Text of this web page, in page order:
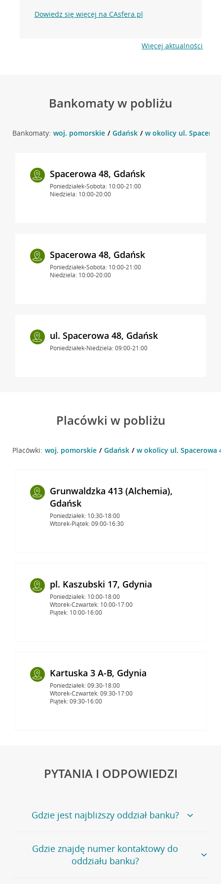
Dowiedz się więcej na CAsfera.pl
Więcej aktualności
Bankomaty w pobliżu
Bankomaty: woj. pomorskie Gdańsk w okolicy ul.
Spacerowa 48, Gdańsk
Poniedziałek-Sobota: 10:00-21:00
Niedziela: 10:00-20:00
Spacerowa 48, Gdańsk
Poniedziałek-Sobota: 10:00-21:00
Niedziela: 10:00-20:00
ul. Spacerowa 48, Gdańsk
Poniedziałek-Niedziela: 09:00-21:00
Placówki w pobliżu
Placówki: woj. pomorskie Gdańsk w okolicy ul. Spacerowa
Grunwaldzka 413 (Alchemia),
Gdańsk
Poniedziałek: 10:30-18:00
Wtorek-Piątek: 09:00-16:30
pl. Kaszubski 17, Gdynia
Poniedziałek: 10:00-18:00
Wtorek-Czwartek: 10:00-17:00
Piątek: 10:00-16:00
Kartuska 3 A-B, Gdynia
Poniedziałek: 09:30-18:00
Wtorek-Czwartek: 09:30-17:00
Piątek: 09:30-16:00
PYTANIA I ODPOWIEDZI
Gdzie jest najbliższy oddział banku?
Jeśli szukasz oddziału naszego banku, zapraszamy na
stronęPlacówki i bankomaty, na której znajduje się
wygodna wyszukiwarka.
Gdzie znajdę numer kontaktowy do
oddziału banku?